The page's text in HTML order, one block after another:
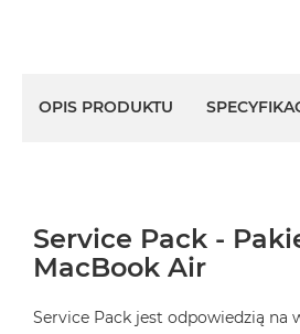
OPIS PRODUKTU
Service Pack -
MacBook Air
Service Pack jest odpowiedzią na